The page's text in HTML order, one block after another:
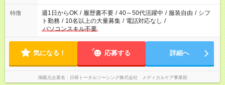
特徴 週1日からOK / 履歴書不要 / 40～50代活躍中 / 服装自由 / シフ
ト勤務 / 10名以上の大量募集 / 電話対応なし /
パソコンスキル不要
気になる！ 応募する 詳細へ
掲載元企業名 日研トータルソーシング株式会社 メディカルケア事業部